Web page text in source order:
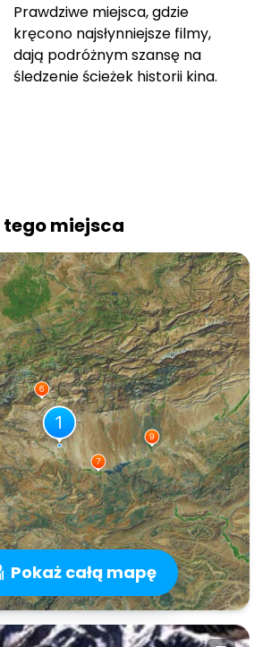
Prawdziwe miejsca, gdzie
kręcono najsłynniejsze filmy,
dają podróżnym szansę na
śledzenie ścieżek historii kina.
miejsca
Pokaż całą mapę